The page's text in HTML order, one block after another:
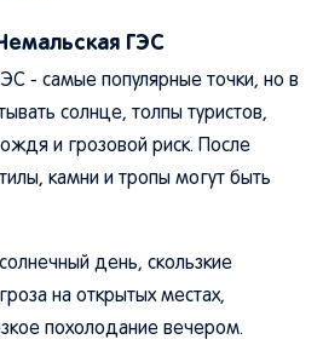
ГЭС
- самые популярные точки, но в
солнце, толпы туристов,
и грозовой риск. После
камни и тропы могут быть
день, скользкие
на открытых местах,
похолодание вечером.